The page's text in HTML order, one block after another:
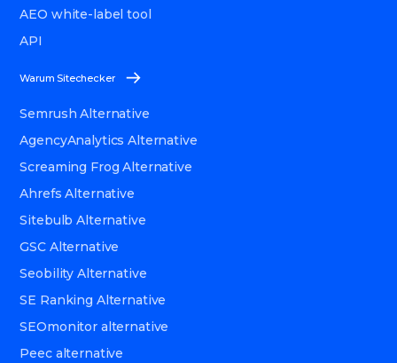
AEO white-label tool
API
Warum Sitechecker
Semrush Alternative
AgencyAnalytics Alternative
Screaming Frog Alternative
Ahrefs Alternative
Sitebulb Alternative
GSC Alternative
Seobility Alternative
SE Ranking Alternative
SEOmonitor alternative
Peec alternative